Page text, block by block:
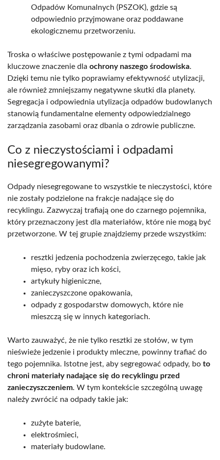
Odpadów Komunalnych (PSZOK), gdzie są
odpowiednio przyjmowane oraz poddawane
ekologicznemu przetworzeniu.
Troska o właściwe postępowanie z tymi odpadami ma
kluczowe znaczenie dla ochrony naszego środowiska.
Dzięki temu nie tylko poprawiamy efektywność utylizacji,
ale również zmniejszamy negatywne skutki dla planety.
Segregacja i odpowiednia utylizacja odpadów budowlanych
stanowią fundamentalne elementy odpowiedzialnego
zarządzania zasobami oraz dbania o zdrowie publiczne.
Co z nieczystościami i odpadami
niesegregowanymi?
Odpady niesegregowane to wszystkie te nieczystości, które
nie zostały podzielone na frakcje nadające się do
recyklingu. Zazwyczaj trafiają one do czarnego pojemnika,
który przeznaczony jest dla materiałów, które nie mogą być
przetworzone. W tej grupie znajdziemy przede wszystkim:
resztki jedzenia pochodzenia zwierzęcego, takie jak
mięso, ryby oraz ich kości,
artykuły higieniczne,
zanieczyszczone opakowania,
odpady z gospodarstw domowych, które nie
mieszczą się w innych kategoriach.
Warto zauważyć, że nie tylko resztki ze stołów, w tym
nieświeże jedzenie i produkty mleczne, powinny trafiać do
tego pojemnika. Istotne jest, aby segregować odpady, bo to
chroni materiały nadające się do recyklingu przed
zanieczyszczeniem. W tym kontekście szczególną uwagę
należy zwrócić na odpady takie jak:
zużyte baterie,
elektrośmieci,
materiały budowlane.